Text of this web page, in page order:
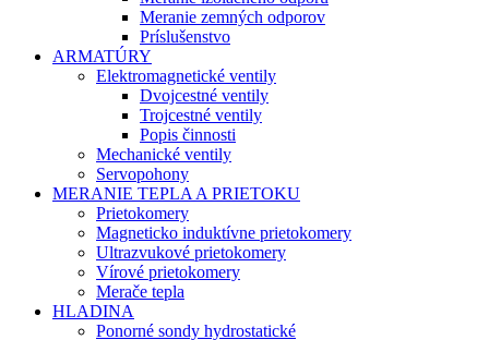
Meranie zemných odporov
Príslušenstvo
ARMATÚRY
Elektromagnetické ventily
Dvojcestné ventily
Trojcestné ventily
Popis činnosti
Mechanické ventily
Servopohony
MERANIE TEPLA A PRIETOKU
Prietokomery
Magneticko induktívne prietokomery
Ultrazvukové prietokomery
Vírové prietokomery
Merače tepla
HLADINA
Ponorné sondy hydrostatické